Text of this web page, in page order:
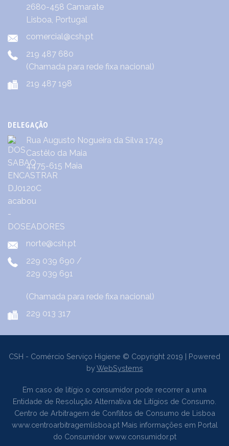
2680-458 Camarate
Lisboa, Portugal
comercial@csh.pt
219 487 680
(Chamada para rede fixa nacional)
219 487 198
DELEGAÇÃO
Rua Augusto Nogueira da Silva 1749
Castêlo da Maia
4475-615 Maia
norte@csh.pt
229 039 690 /
229 039 691
(Chamada para rede fixa nacional)
229 013 317
CSH - Comércio Serviço Higiene © Copyright 2019 | Powered
byWebSystems
Em caso de litígio o consumidor pode recorrer a uma
Entidade de Resolução Alternativa de Litígios de Consumo.
Centro de Arbitragem de Conflitos de Consumo de Lisboa
www.centroarbitragemlisboa.ptMais informações em Portal
do Consumidor www.consumidor.pt